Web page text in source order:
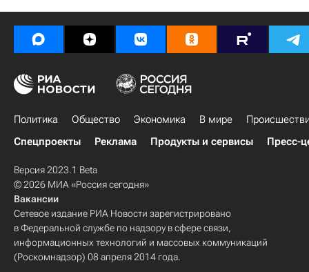
Политика Общество Экономика В мире
Спецпроекты
Реклама Продукты и сервисы Пресс-
Версия 2023.1 Beta
© 2026 МИА «Россия сегодня»
Вакансии
Сетевое издание РИА Новости зарегистрировано
в Федеральной службе по надзору в сфере связи,
информационных технологий и массовых коммуникаций
(Роскомнадзор) 08 апреля 2014 года.